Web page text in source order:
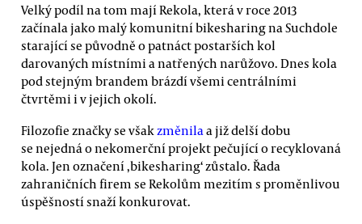
Velký podíl na tom mají Rekola, která v roce 2013
začínala jako malý komunitní bikesharing na Suchdole
starající se původně o patnáct postarších kol
darovaných místními a natřených narůžovo. Dnes kola
pod stejným brandem brázdí všemi centrálními
čtvrtěmi i v jejich okolí.
Filozofie značky se však změnila a již delší dobu
se nejedná o nekomerční projekt pečující o recyklovaná
kola. Jen označení ‚bikesharing‘ zůstalo. Řada
zahraničních firem se Rekolům mezitím s proměnlivou
úspěšností snaží konkurovat.